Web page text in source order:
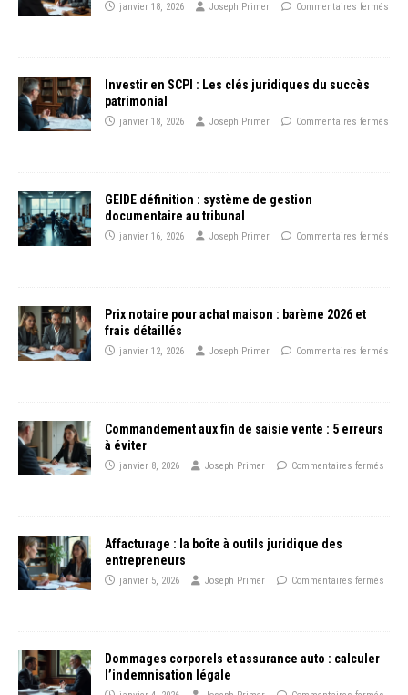
janvier 18, 2026 Joseph Primer Commentaires fermés
Investir en SCPI : Les clés juridiques du succès
patrimonial
janvier 18, 2026 Joseph Primer Commentaires fermés
GEIDE définition : système de gestion
documentaire au tribunal
janvier 16, 2026 Joseph Primer Commentaires fermés
Prix notaire pour achat maison : barème 2026 et
frais détaillés
janvier 12, 2026 Joseph Primer Commentaires fermés
Commandement aux fin de saisie vente : 5 erreurs
à éviter
janvier 8, 2026 Joseph Primer Commentaires fermés
Affacturage : la boîte à outils juridique des
entrepreneurs
janvier 5, 2026 Joseph Primer Commentaires fermés
Dommages corporels et assurance auto : calculer
l’indemnisation légale